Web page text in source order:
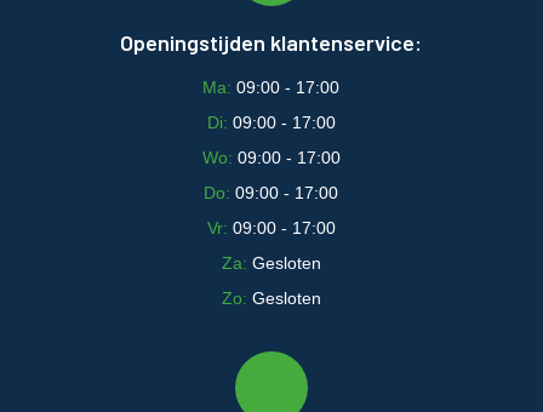
Openingstijden klantenservice:
Ma:09:00 - 17:00
Di: 09:00 - 17:00
Wo: 09:00 - 17:00
Do:09:00 - 17:00
Vr: 09:00 - 17:00
Za: Gesloten
Zo: Gesloten